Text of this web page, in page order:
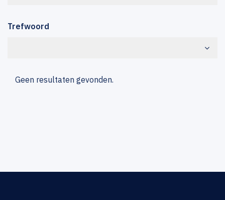
Trefwoord
Geen resultaten gevonden.